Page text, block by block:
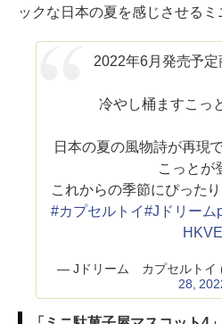
ックな日本の夏を感じさせるミ
2022年6月発売予
冷やし桶ますこっ
日本の夏の風物詩が再現
こっとが
これからの季節にぴった
#カプセルトイ#Jドリーム
HKVE
— Jドリーム カプセルトイ
28,